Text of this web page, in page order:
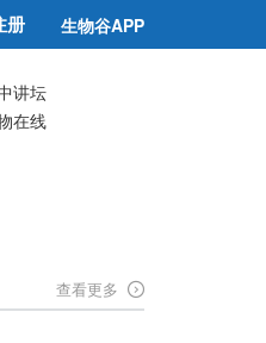
册 生物谷APP
讲坛
在线
查看更多